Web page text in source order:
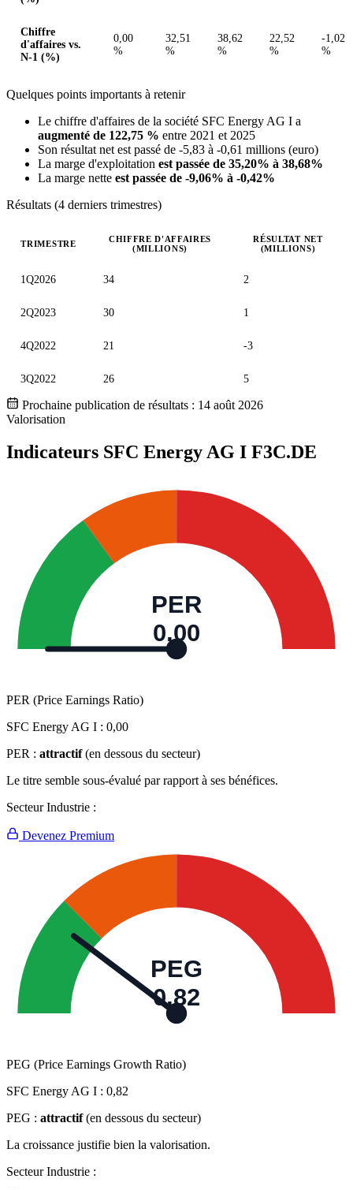
Chiffre
d'affaires vs.
N-1 (%)
0,00
%
32,51
%
38,62
%
22,52
%
-1,02
%
Quelques points importants à retenir
Le chiffre d'affaires de la société SFC Energy AG I a
augmenté de 122,75 % entre 2021 et 2025
Son résultat net est passé de -5,83 à -0,61 millions (euro)
La marge d'exploitation est passée de 35,20% à 38,68%
La marge nette est passée de -9,06% à -0,42%
Résultats (4 derniers trimestres)
TRIMESTRE
CHIFFRE D'AFFAIRES
(MILLIONS)
RÉSULTAT NET
(MILLIONS)
1Q2026 34 2
2Q2023 30 1
4Q2022 21 -3
3Q2022 26 5
Prochaine publication de résultats : 14 août 2026
Valorisation
Indicateurs SFC Energy AG I F3C.DE
PER
0,00
PER (Price Earnings Ratio)
SFC Energy AG I : 0,00
PER : attractif (en dessous du secteur)
Le titre semble sous-évalué par rapport à ses bénéfices.
Secteur Industrie :
Devenez Premium
PEG
0,82
PEG (Price Earnings Growth Ratio)
SFC Energy AG I : 0,82
PEG : attractif (en dessous du secteur)
La croissance justifie bien la valorisation.
Secteur Industrie :